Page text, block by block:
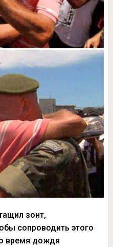
зонт,
сопроводить этого
время дождя